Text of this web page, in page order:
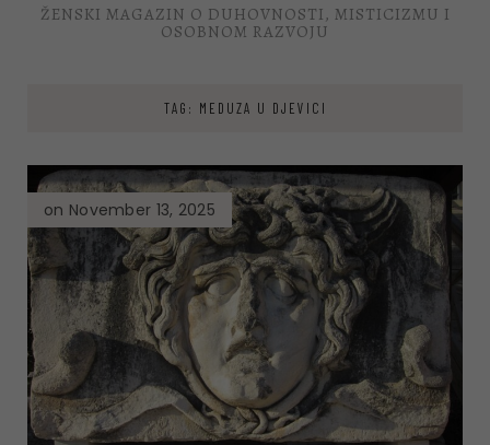
ŽENSKI MAGAZIN O DUHOVNOSTI, MISTICIZMU I
OSOBNOM RAZVOJU
TAG: MEDUZA U DJEVICI
on November 13, 2025